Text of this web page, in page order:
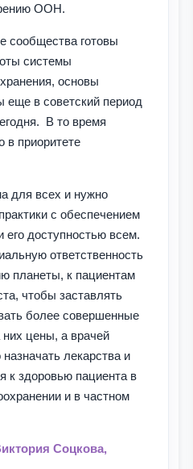
ООН.
сообщества готовы
системы
основы
еще в советский период
В то время
в приоритете
для всех и нужно
с обеспечением
его доступностью всем.
ответственность
планеты, к пациентам
чтобы заставлять
более совершенные
цены, а врачей
лекарства и
к здоровью пациента в
и в частном
Соцкова,